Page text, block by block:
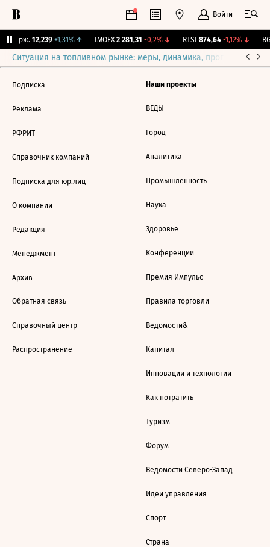
Войти
Бирж. 12,239 +1,31%↑ IMOEX 2 281,31 -0,2%↓ RTSI 874,64 -1,12%↓
Ситуация на топливном рынке: меры, динамика, прогнозы
Подписка
Реклама
РФРИТ
Справочник компаний
Подписка для юр.лиц
О компании
Редакция
Менеджмент
Архив
Обратная связь
Справочный центр
Распространение
Наши проекты
ВЕДЫ
Город
Аналитика
Промышленность
Наука
Здоровье
Конференции
Премия Импульс
Правила торговли
Ведомости&
Капитал
Инновации и технологии
Как потратить
Туризм
Форум
Ведомости Северо-Запад
Идеи управления
Спорт
Страна